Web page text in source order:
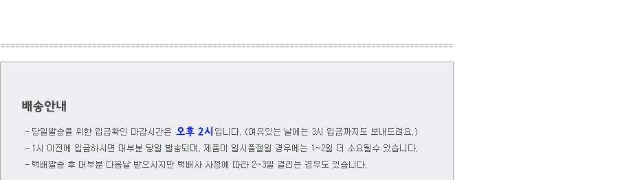
==============================================================================================